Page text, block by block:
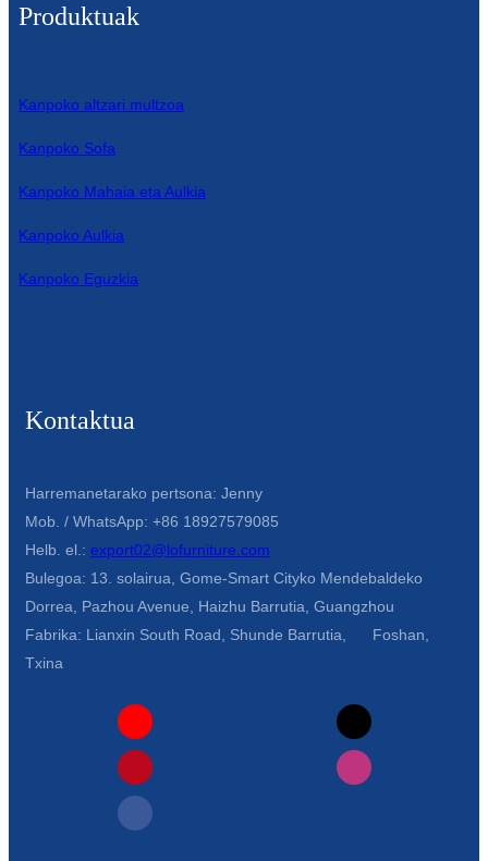
Produktuak
Kanpoko altzari multzoa
Kanpoko Sofa
Kanpoko Mahaia eta Aulkia
Kanpoko Aulkia
Kanpoko Eguzkia
Kontaktua
Harremanetarako pertsona: Jenny
Mob. / WhatsApp: +86 18927579085
Helb. el.: export02@lofurniture.com
Bulegoa: 13. solairua, Gome-Smart Cityko Mendebaldeko
Dorrea, Pazhou Avenue, Haizhu Barrutia, Guangzhou
Fabrika: Lianxin South Road, Shunde Barrutia, Foshan,
Txina